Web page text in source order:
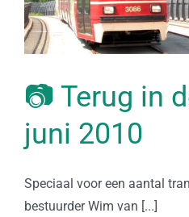
📷 Terug in
juni 2010
Speciaal voor een aantal
bestuurder Wim van [...]